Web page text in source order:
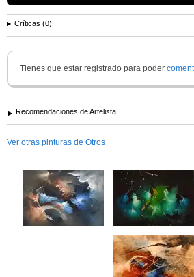
Críticas (0)
Tienes que estar registrado para poder
Recomendaciones de Artelista
Ver otras pinturas de Otros